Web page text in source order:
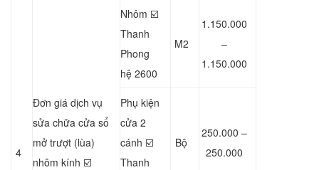
4
Đơn giá dịch vụ
sửa chữa cửa sổ
mở trượt (lùa)
nhôm kính ☑️
Nhôm ☑️
Thanh
Phong
hệ 2600
M2
1.150.000
–
1.150.000
Phụ kiện
cửa 2
cánh ☑️
Thanh
Bộ
250.000 –
250.000